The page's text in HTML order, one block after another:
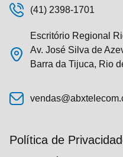
(41) 2398-1701
Escritório Regional
Av. José Silva de
Barra da Tijuca, Rio
Política de